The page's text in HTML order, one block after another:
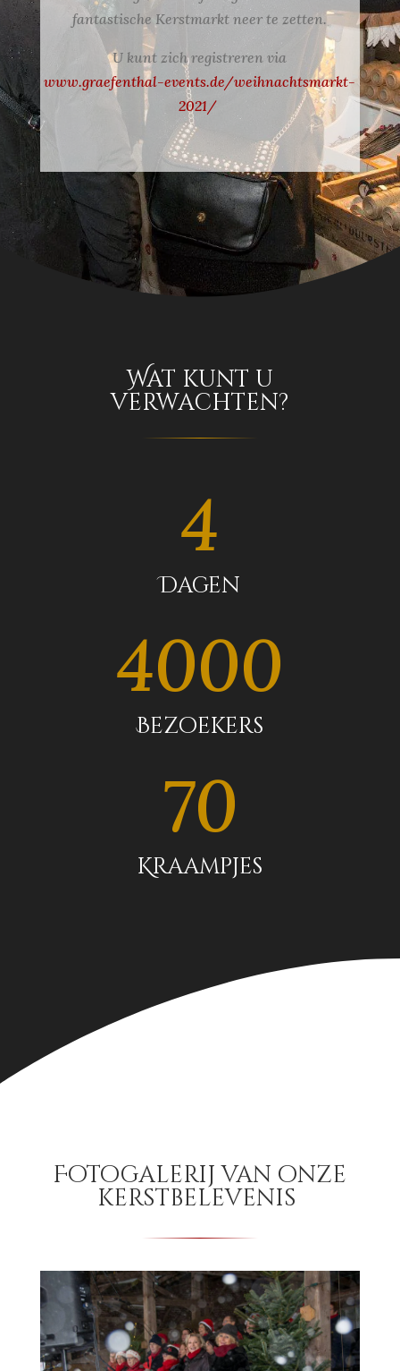
fantastische Kerstmarkt neer te zetten.
U kunt zich registreren via
www.graefenthal-events.de/weihnachtsmarkt-
2021/
Wat kunt u
verwachten?
4
Dagen
4000
Bezoekers
70
Kraampjes
Fotogalerij van onze
kerstbelevenis